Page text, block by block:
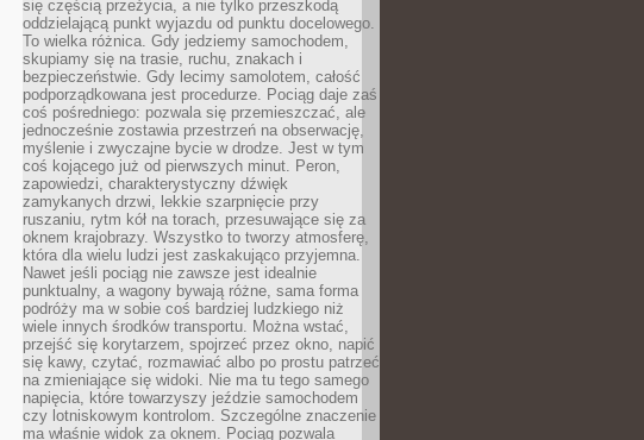
się częścią przeżycia, a nie tylko przeszkodą
oddzielającą punkt wyjazdu od punktu docelowego.
To wielka różnica. Gdy jedziemy samochodem,
skupiamy się na trasie, ruchu, znakach i
bezpieczeństwie. Gdy lecimy samolotem, całość
podporządkowana jest procedurze. Pociąg daje zaś
coś pośredniego: pozwala się przemieszczać, ale
jednocześnie zostawia przestrzeń na obserwację,
myślenie i zwyczajne bycie w drodze. Jest w tym
coś kojącego już od pierwszych minut. Peron,
zapowiedzi, charakterystyczny dźwięk
zamykanych drzwi, lekkie szarpnięcie przy
ruszaniu, rytm kół na torach, przesuwające się za
oknem krajobrazy. Wszystko to tworzy atmosferę,
która dla wielu ludzi jest zaskakująco przyjemna.
Nawet jeśli pociąg nie zawsze jest idealnie
punktualny, a wagony bywają różne, sama forma
podróży ma w sobie coś bardziej ludzkiego niż
wiele innych środków transportu. Można wstać,
przejść się korytarzem, spojrzeć przez okno, napić
się kawy, czytać, rozmawiać albo po prostu patrzeć
na zmieniające się widoki. Nie ma tu tego samego
napięcia, które towarzyszy jeździe samochodem
czy lotniskowym kontrolom. Szczególne znaczenie
ma właśnie widok za oknem. Pociąg pozwala